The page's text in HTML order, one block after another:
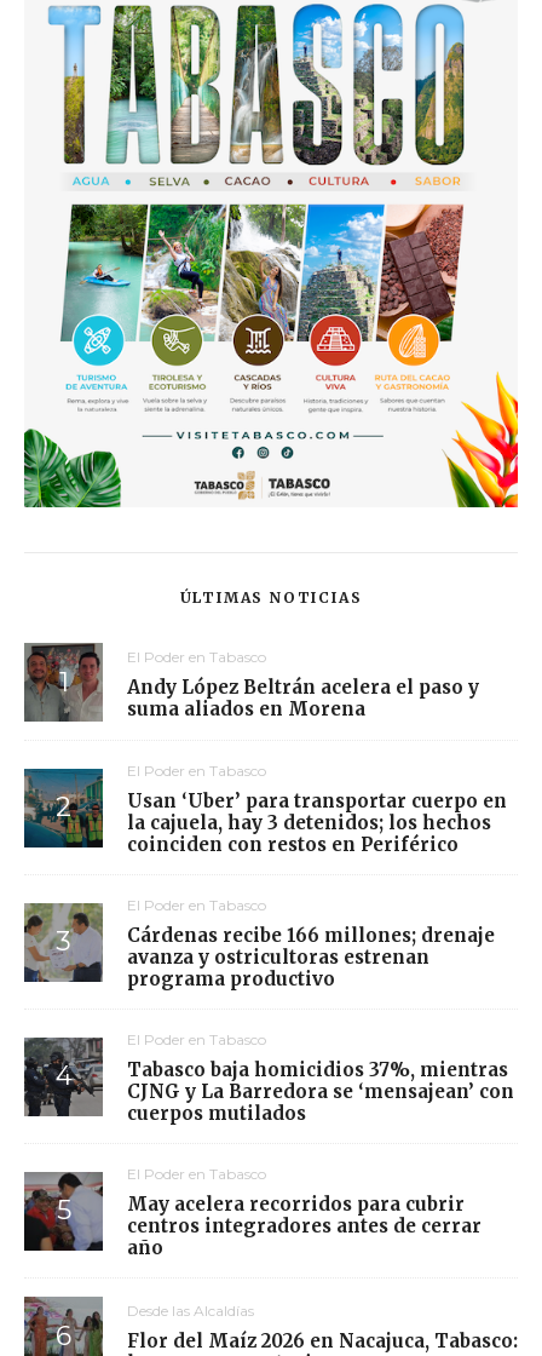
ÚLTIMAS NOTICIAS
El Poder en Tabasco
Andy López Beltrán acelera el paso y
suma aliados en Morena
El Poder en Tabasco
Usan ‘Uber’ para transportar cuerpo en
la cajuela, hay 3 detenidos; los hechos
coinciden con restos en Periférico
El Poder en Tabasco
Cárdenas recibe 166 millones; drenaje
avanza y ostricultoras estrenan
programa productivo
El Poder en Tabasco
Tabasco baja homicidios 37%, mientras
CJNG y La Barredora se ‘mensajean’ con
cuerpos mutilados
El Poder en Tabasco
May acelera recorridos para cubrir
centros integradores antes de cerrar
año
Desde las Alcaldías
Flor del Maíz 2026 en Nacajuca, Tabasco: